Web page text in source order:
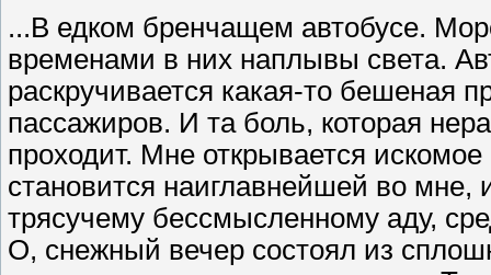
...В едком бренчащем автобусе.
временами в них наплывы света.
раскручивается какая-то бешеная
пассажиров. И та боль, которая
проходит. Мне открывается
становится наиглавнейшей во мне,
трясучему бессмысленному аду,
О, снежный вечер состоял из